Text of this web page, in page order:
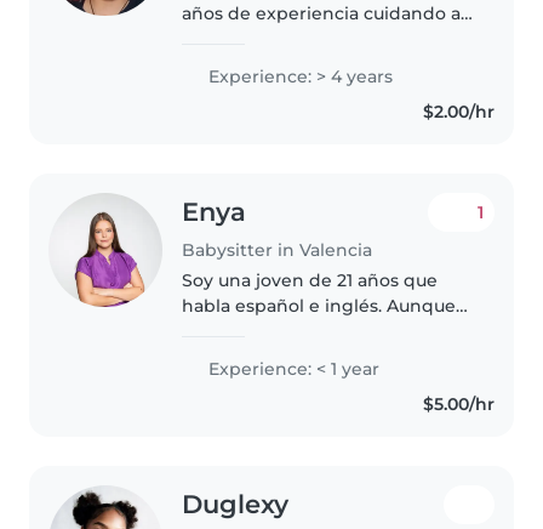
años de experiencia cuidando a
edad. Soy responsable, divertida
y paciente, enseño dibujo y
tengo habilidad de enseñar..
Experience: > 4 years
$2.00/hr
Enya
Babysitter in Valencia
1
Soy una joven de 21 años que
habla español e inglés. Aunque
como niñera con familias nuevas,
soy una persona responsable,
Experience: < 1 year
$5.00/hr
Duglexy